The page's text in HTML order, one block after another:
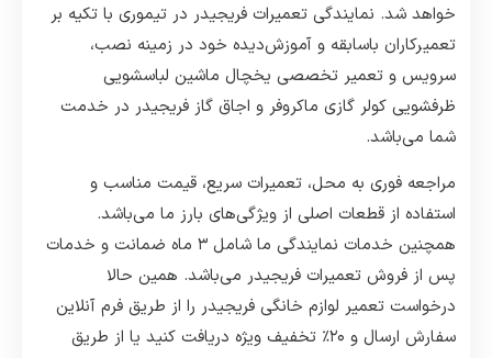
خواهد شد. نمایندگی تعمیرات فریجیدر در تیموری با تکیه بر
تعمیرکاران باسابقه و آموزش‌دیده خود در زمینه نصب،
سرویس و تعمیر تخصصی یخچال ماشین لباسشویی
ظرفشویی کولر گازی ماکروفر و اجاق گاز فریجیدر در خدمت
شما می‌باشد.
مراجعه فوری به محل، تعمیرات سریع، قیمت مناسب و
استفاده از قطعات اصلی از ویژگی‌های بارز ما می‌باشد.
همچنین خدمات نمایندگی ما شامل ۳ ماه ضمانت و خدمات
پس از فروش تعمیرات فریجیدر می‌باشد. همین حالا
درخواست تعمیر لوازم خانگی فریجیدر را از طریق فرم آنلاین
سفارش ارسال و ۲۰٪ تخفیف ویژه دریافت کنید یا از طریق